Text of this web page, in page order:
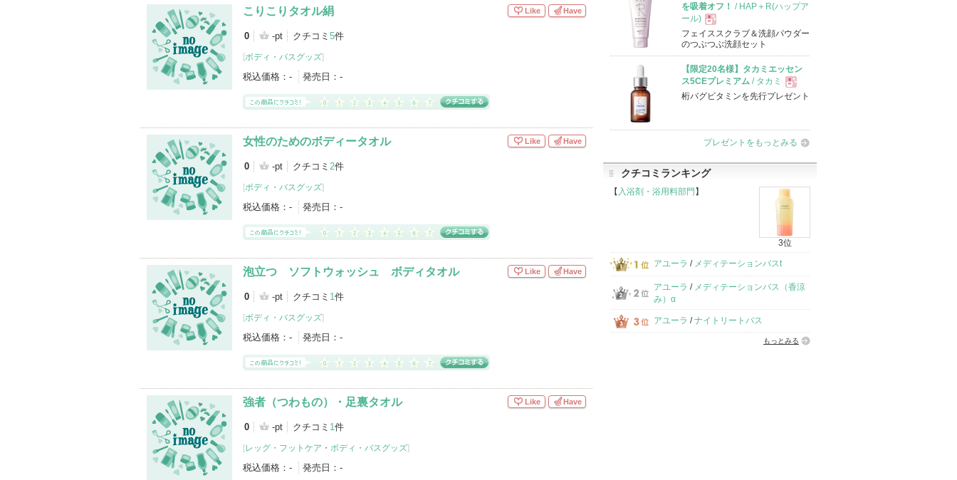
こりこりタオル絹
0 -pt クチコミ 5件
[ボディ・バスグッズ]
税込価格： - 発売日： -
Like Have
女性のためのボディータオル
0 -pt クチコミ 2件
[ボディ・バスグッズ]
税込価格： - 発売日： -
Like Have
泡立つ ソフトウォッシュ ボディタオル
0 -pt クチコミ 1件
[ボディ・バスグッズ]
税込価格： - 発売日： -
Like Have
強者（つわもの）・足裏タオル
0 -pt クチコミ 1件
[レッグ・フットケア ・ ボディ・バスグッズ]
税込価格： - 発売日： -
Like Have
を吸着オフ！
/ HAP＋R(ハップア
ール)
現
品
フェイススクラブ＆洗顔パウダー
のつぶつぶ洗顔セット
【限定20名様】タカミエッセン
ス5CEプレミアム / タカミ
現
品
桁バグビタミンを先行プレゼント
プレゼントをもっとみる
クチコミランキング
【 入浴剤・浴用料部門 】
3位
アユーラ / メディテーションバスt
アユーラ / メディテーションバス（香涼
み）α
アユーラ /ナイトリートバス
もっとみる